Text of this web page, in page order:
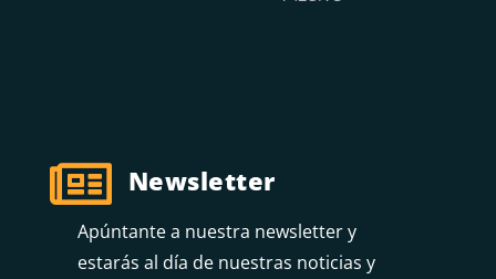
 Newsletter
Apúntante a nuestra newsletter y
estarás al día de nuestras noticias y